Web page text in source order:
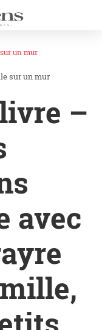
un mur
sur un mur
–
avec